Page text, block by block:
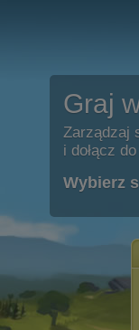
Graj
Zarządzaj
i dołącz
Wybierz